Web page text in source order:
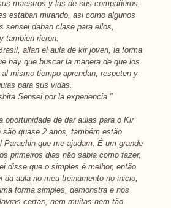
maestros y las de sus compañeros,
estaban mirando, asi como algunos
sensei daban clase para ellos,
tambien rieron.
allan el aula de kir joven, la forma
hay que buscar la manera de que los
mismo tiempo aprendan, respeten y
para sus vidas.
Sensei por la experiencia."
oportunidade de dar aulas para o Kir
quase 2 anos, também estão
Parachin que me ajudam. É um grande
primeiros dias não sabia como fazer,
disse que o simples é melhor, então
da aula no meu treinamento no inicio,
forma simples, demonstra e nos
certas, nem muitas nem tão